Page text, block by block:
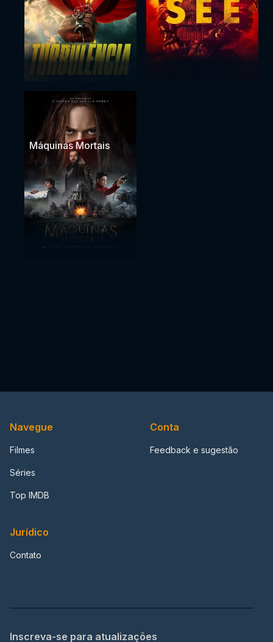
Máquinas Mortais
Navegue
Filmes
Séries
Top IMDB
Conta
Feedback e sugestão
Jurídico
Contato
Inscreva-se para atualizações